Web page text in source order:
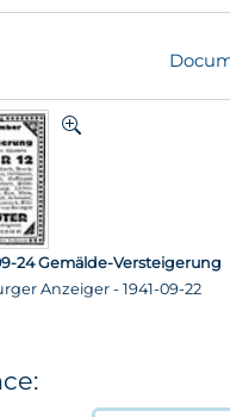
24 Gemälde-Versteigerung
Anzeiger - 1941-09-22